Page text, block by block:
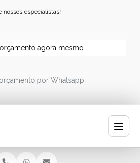
nossos especialistas!
orçamento agora mesmo
por Whatsapp